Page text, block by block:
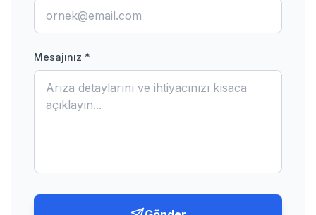
Mesajınız *